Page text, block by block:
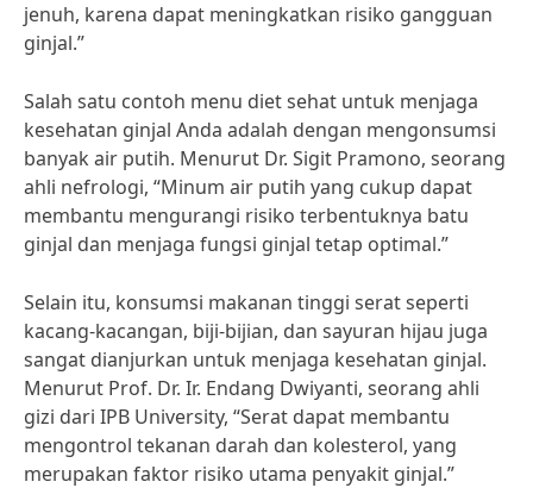
jenuh, karena dapat meningkatkan risiko gangguan
ginjal.”
Salah satu contoh menu diet sehat untuk menjaga
kesehatan ginjal Anda adalah dengan mengonsumsi
banyak air putih. Menurut Dr. Sigit Pramono, seorang
ahli nefrologi, “Minum air putih yang cukup dapat
membantu mengurangi risiko terbentuknya batu
ginjal dan menjaga fungsi ginjal tetap optimal.”
Selain itu, konsumsi makanan tinggi serat seperti
kacang-kacangan, biji-bijian, dan sayuran hijau juga
sangat dianjurkan untuk menjaga kesehatan ginjal.
Menurut Prof. Dr. Ir. Endang Dwiyanti, seorang ahli
gizi dari IPB University, “Serat dapat membantu
mengontrol tekanan darah dan kolesterol, yang
merupakan faktor risiko utama penyakit ginjal.”